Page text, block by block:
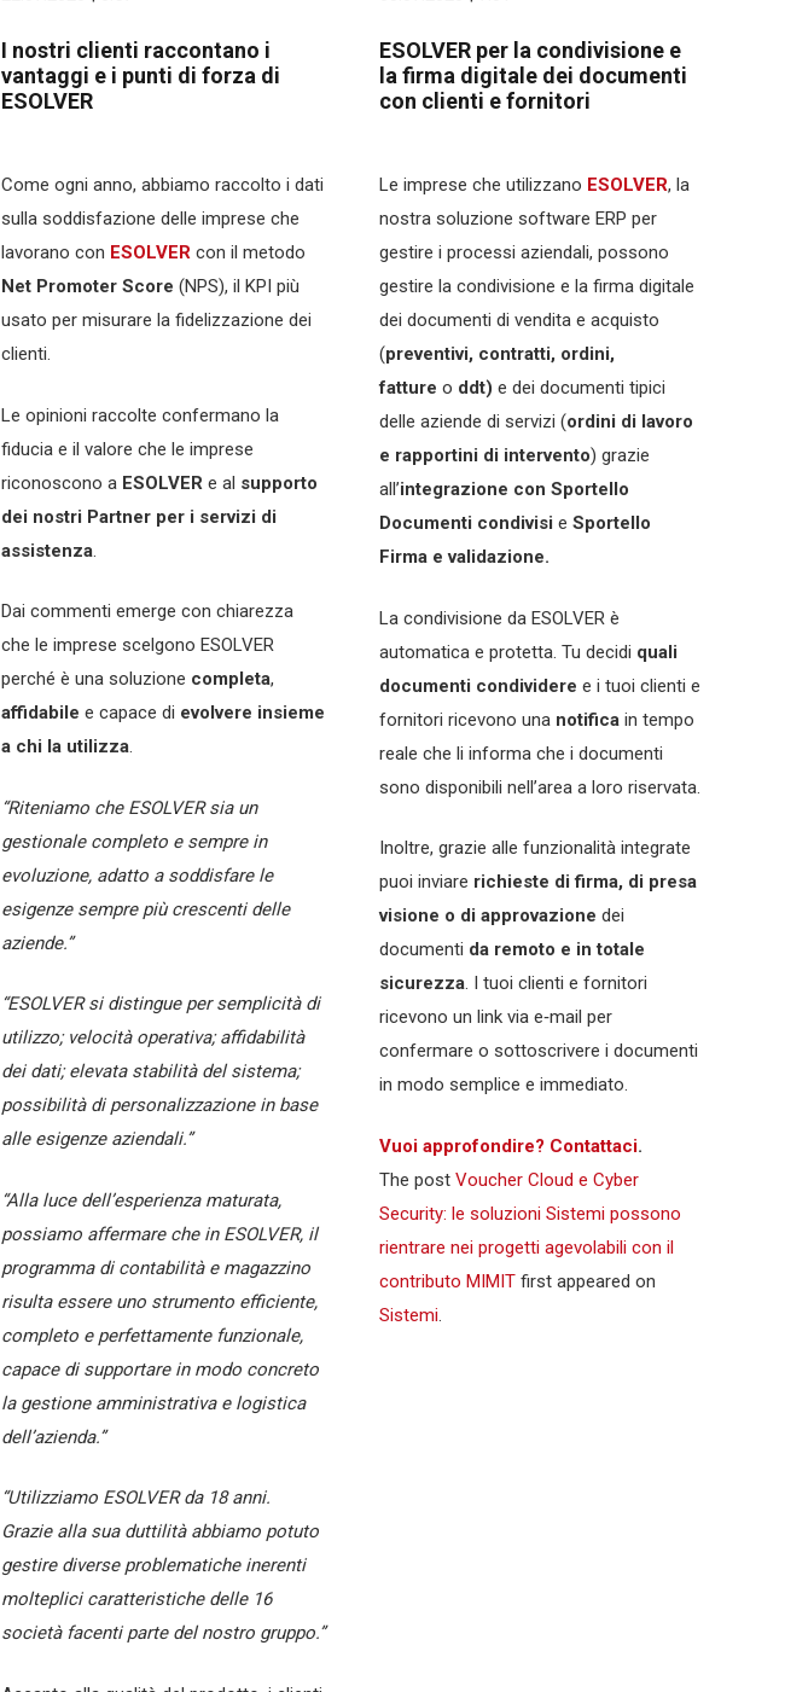
I nostri clienti raccontano i
vantaggi e i punti di forza di
ESOLVER
Come ogni anno, abbiamo raccolto i dati
sulla soddisfazione delle imprese che
lavorano con ESOLVER con il metodo
Net Promoter Score (NPS), il KPI più
usato per misurare la fidelizzazione dei
clienti.
Le opinioni raccolte confermano la
fiducia e il valore che le imprese
riconoscono a ESOLVER e al supporto
dei nostri Partner per i servizi di
assistenza.
Dai commenti emerge con chiarezza
che le imprese scelgono ESOLVER
perché è una soluzione completa,
affidabile e capace di evolvere insieme
a chi la utilizza.
“Riteniamo che ESOLVER sia un
gestionale completo e sempre in
evoluzione, adatto a soddisfare le
esigenze sempre più crescenti delle
aziende.”
“ESOLVER si distingue per semplicità di
utilizzo; velocità operativa; affidabilità
dei dati; elevata stabilità del sistema;
possibilità di personalizzazione in base
alle esigenze aziendali.”
“Alla luce dell’esperienza maturata,
possiamo affermare che in ESOLVER, il
programma di contabilità e magazzino
risulta essere uno strumento efficiente,
completo e perfettamente funzionale,
capace di supportare in modo concreto
la gestione amministrativa e logistica
dell’azienda.”
“Utilizziamo ESOLVER da 18 anni.
Grazie alla sua duttilità abbiamo potuto
gestire diverse problematiche inerenti
molteplici caratteristiche delle 16
società facenti parte del nostro gruppo.”
ESOLVER per la condivisione e
la firma digitale dei documenti
con clienti e fornitori
Le imprese che utilizzano ESOLVER, la
nostra soluzione software ERP per
gestire i processi aziendali, possono
gestire la condivisione e la firma digitale
dei documenti di vendita e acquisto
(preventivi, contratti, ordini,
fatture o ddt) e dei documenti tipici
delle aziende di servizi (ordini di lavoro
e rapportini di intervento) grazie
all’integrazione con Sportello
Documenti condivisi e Sportello
Firma e validazione.
La condivisione da ESOLVER è
automatica e protetta. Tu decidi quali
documenti condividere e i tuoi clienti e
fornitori ricevono una notifica in tempo
reale che li informa che i documenti
sono disponibili nell’area a loro riservata.
Inoltre, grazie alle funzionalità integrate
puoi inviare richieste di firma, di presa
visione o di approvazione dei
documenti da remoto e in totale
sicurezza. I tuoi clienti e fornitori
ricevono un link via e‑mail per
confermare o sottoscrivere i documenti
in modo semplice e immediato.
Vuoi approfondire? Contattaci.
The post Voucher Cloud e Cyber
Security: le soluzioni Sistemi possono
rientrare nei progetti agevolabili con il
contributo MIMIT first appeared on
Sistemi